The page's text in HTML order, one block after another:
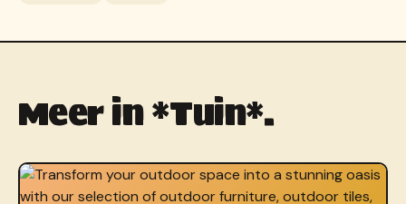
Meer in *Tuin*.